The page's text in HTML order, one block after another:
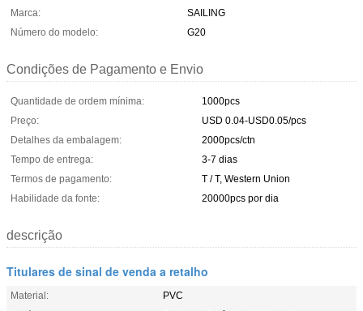
Marca:
SAILING
Número do modelo:
G20
Condições de Pagamento e Envio
Quantidade de ordem mínima:
1000pcs
Preço:
USD 0.04-USD0.05/pcs
Detalhes da embalagem:
2000pcs/ctn
Tempo de entrega:
3-7 dias
Termos de pagamento:
T / T, Western Union
Habilidade da fonte:
20000pcs por dia
descrição
Titulares de sinal de venda a retalho
Material:
PVC